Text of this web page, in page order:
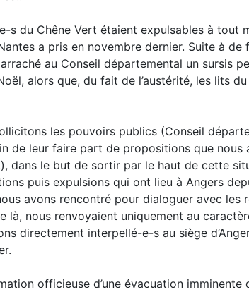
s du Chêne Vert étaient expulsables à tout
a pris en novembre dernier. Suite à de
au Conseil départemental un sursis
alors que, du fait de l’austérité, les lits
les pouvoirs publics (Conseil
de leur faire part de propositions que nous
dans le but de sortir par le haut de cette
puis expulsions qui ont lieu à Angers
avons rencontré pour dialoguer avec les
là, nous renvoyaient uniquement au
directement interpellé-e-s au siège
officieuse d’une évacuation